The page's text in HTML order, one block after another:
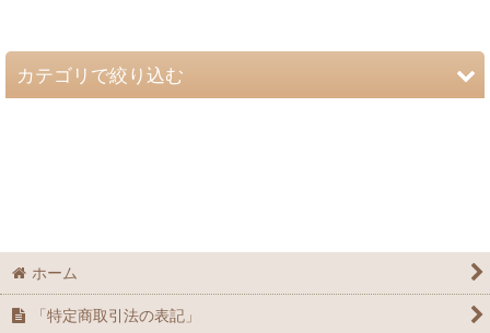
表示数 :
カテゴリで絞り込む
ホーム
「特定商取引法の表記」